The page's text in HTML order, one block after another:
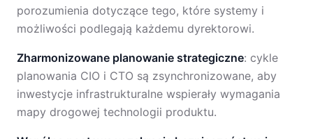
porozumienia dotyczące tego, które systemy i
możliwości podlegają każdemu dyrektorowi.
Zharmonizowane planowanie strategiczne: cykle
planowania CIO i CTO są zsynchronizowane, aby
inwestycje infrastrukturalne wspierały wymagania
mapy drogowej technologii produktu.